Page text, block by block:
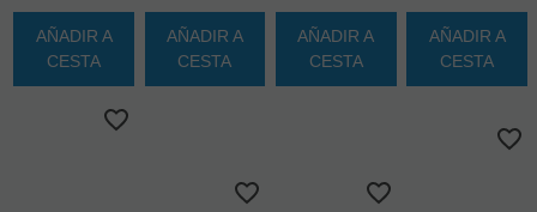
AÑADIR A
CESTA
AÑADIR A
CESTA
AÑADIR A
CESTA
AÑADIR A
CESTA